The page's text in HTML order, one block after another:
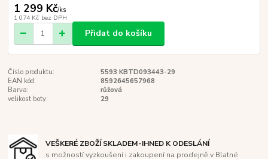
1 299 Kč/ks
1 074 Kč bez DPH
Přidat do košíku
Číslo produktu:
5593 KBTD093443-29
EAN kód:
8592645657968
Barva:
růžová
velikost boty:
29
VEŠKERÉ ZBOŽÍ SKLADEM-IHNED K ODESLÁNÍ
s možností vyzkoušení i zakoupení na prodejně v Blatné